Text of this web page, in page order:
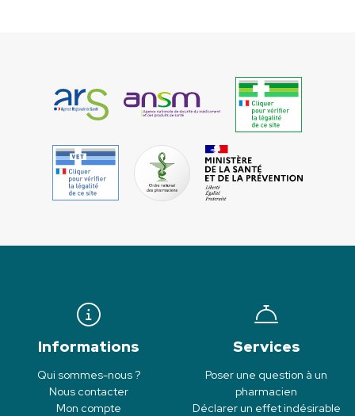
Informations
Qui sommes-nous ?
Nous contacter
Mon compte
Services
Poser une question à un
pharmacien
Déclarer un effet indésirable